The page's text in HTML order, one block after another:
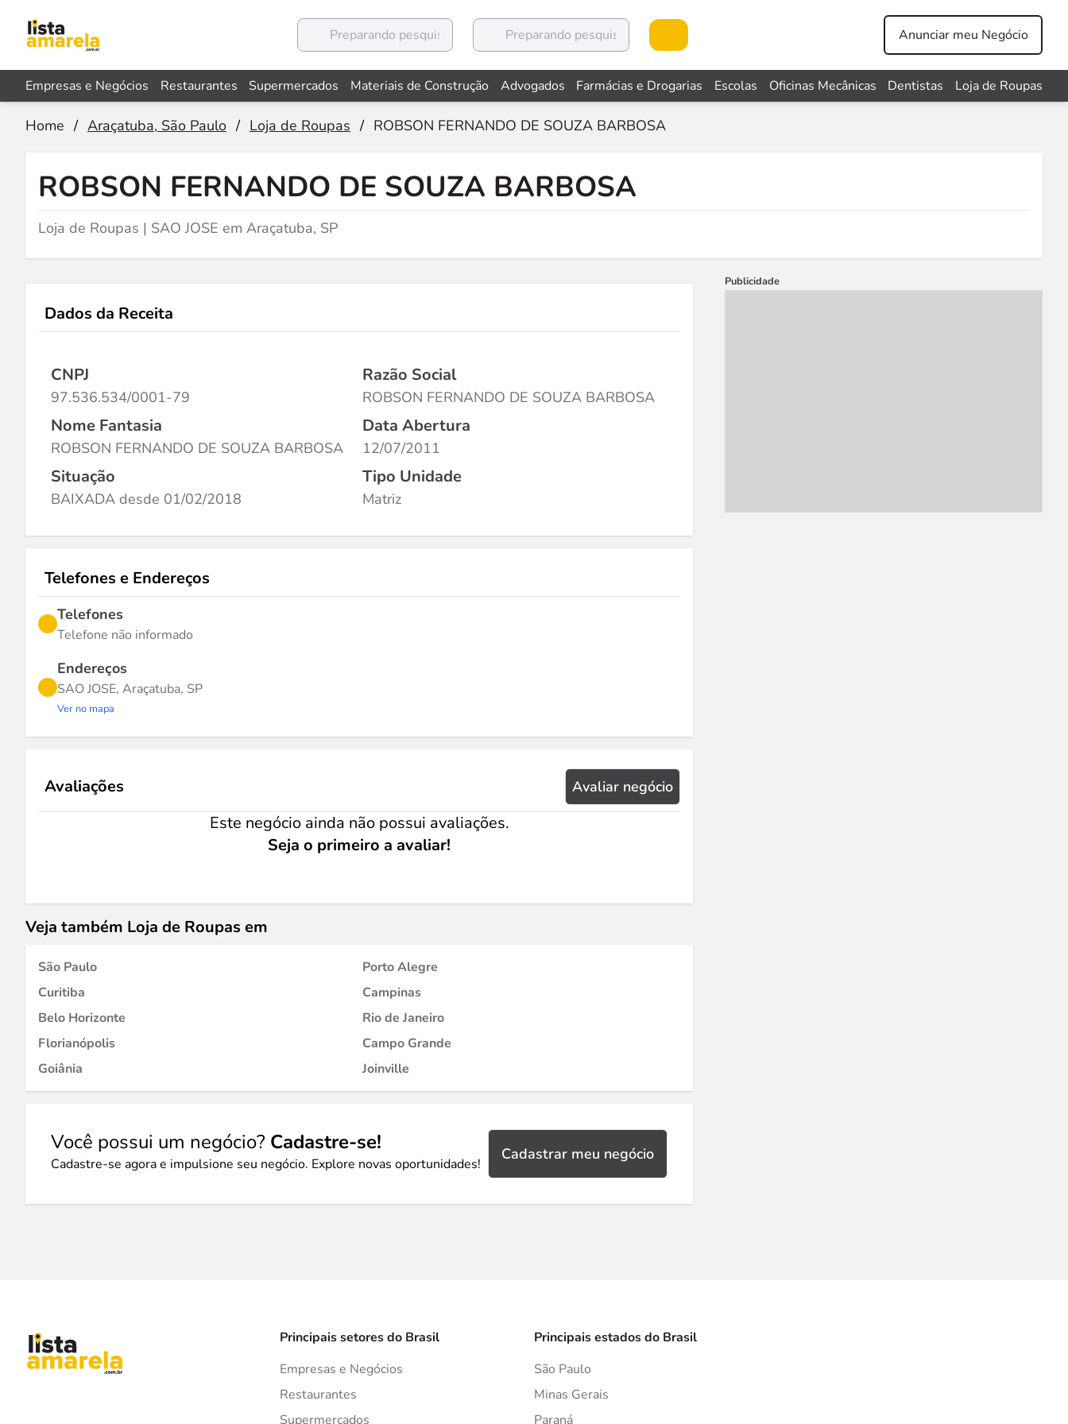
Anunciar meu Negócio
Empresas e Negócios Restaurantes Supermercados Materiais de Construção Advogados Farmácias e Drogarias Escolas Oficinas Mecânicas Dentistas Loja de Roupas
Home / Araçatuba, São Paulo / Loja de Roupas / ROBSON FERNANDO DE SOUZA BARBOSA
ROBSON FERNANDO DE SOUZA BARBOSA
Loja de Roupas | SAO JOSE em Araçatuba, SP
Dados da Receita
CNPJ
97.536.534/0001-79
Razão Social
ROBSON FERNANDO DE SOUZA BARBOSA
Nome Fantasia
ROBSON FERNANDO DE SOUZA BARBOSA
Data Abertura
12/07/2011
Situação
BAIXADA desde 01/02/2018
Tipo Unidade
Matriz
Telefones e Endereços
Telefones
Telefone não informado
Endereços
SAO JOSE, Araçatuba, SP
Ver no mapa
Avaliações Avaliar negócio
Este negócio ainda não possui avaliações.
Seja o primeiro a avaliar!
Veja também Loja de Roupas em
São Paulo
Porto Alegre
Curitiba
Campinas
Belo Horizonte
Rio de Janeiro
Florianópolis
Campo Grande
Goiânia
Joinville
Você possui um negócio? Cadastre-se!
Cadastre-se agora e impulsione seu negócio. Explore novas oportunidades!
Cadastrar meu negócio
Publicidade
Principais setores do Brasil
Empresas e Negócios
Restaurantes
Supermercados
Principais estados do Brasil
São Paulo
Minas Gerais
Paraná